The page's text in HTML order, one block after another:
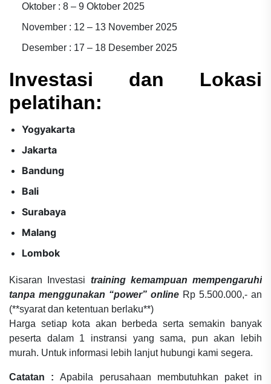
Oktober : 8 – 9 Oktober 2025
November : 12 – 13 November 2025
Desember : 17 – 18 Desember 2025
Investasi dan Lokasi
pelatihan:
Yogyakarta
Jakarta
Bandung
Bali
Surabaya
Malang
Lombok
Kisaran Investasi training kemampuan mempengaruhi
tanpa menggunakan “power” online Rp 5.500.000,- an
(**syarat dan ketentuan berlaku**)
Harga setiap kota akan berbeda serta semakin banyak
peserta dalam 1 instransi yang sama, pun akan lebih
murah. Untuk informasi lebih lanjut hubungi kami segera.
Catatan : Apabila perusahaan membutuhkan paket in